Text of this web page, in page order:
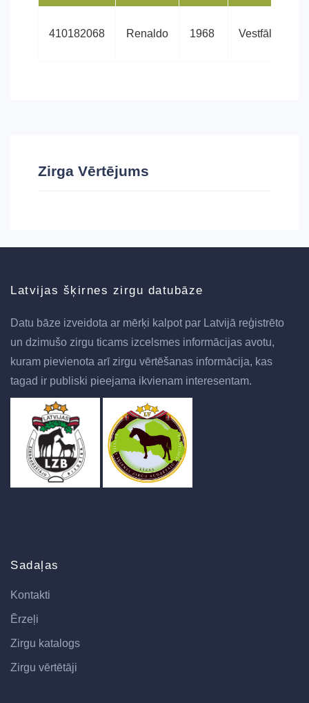
410182068 Renaldo 1968 Vestfāles
Zirga Vērtējums
Latvijas šķirnes zirgu datubāze
Datu bāze izveidota ar mērķi kalpot par Latvijā reģistrēto
un dzimušo zirgu ticams izcelsmes informācijas avotu,
kuram pievienota arī zirgu vērtēšanas informācija, kas
tagad ir publiski pieejama ikvienam interesentam.
Sadaļas
Kontakti
Ērzeļi
Zirgu katalogs
Zirgu vērtētāji